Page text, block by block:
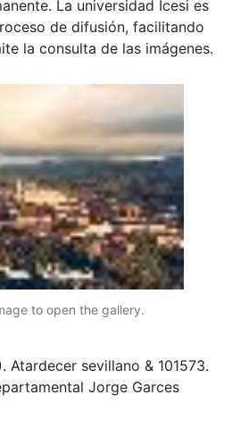
La universidad Icesi es
de difusión, facilitando
la consulta de las imágenes.
to open the gallery.
Atardecer sevillano & 101573.
Jorge Garces